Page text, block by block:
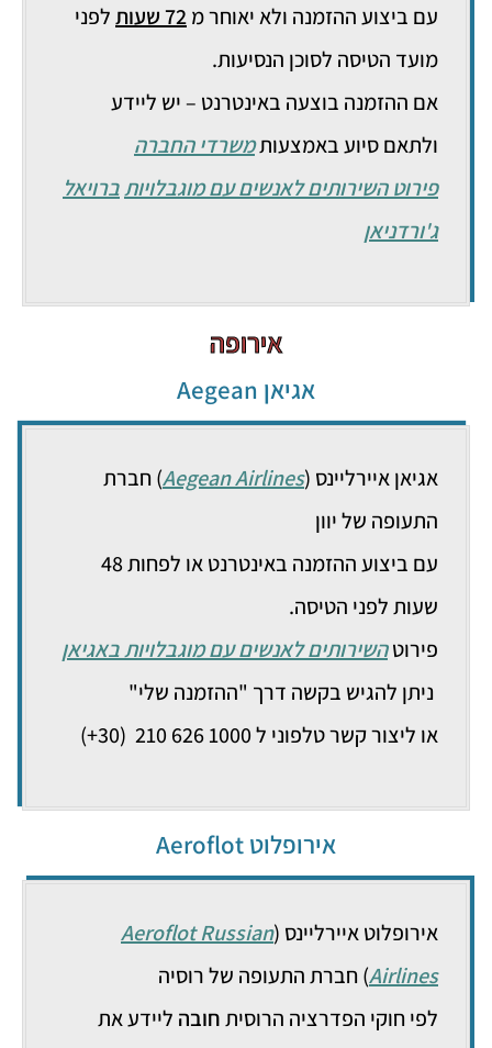
עם ביצוע ההזמנה ולא יאוחר מ72 שעות
לפני
מועד הטיסה לסוכן הנסיעות.
אם ההזמנה בוצעה באינטרנט – יש ליידע
ולתאם סיוע באמצעותמשרדי החברה
פירוט השירותים לאנשים עם מוגבלויותברויאל
ג'ורדניאן
אירופה
אגיאן Aegean
אגיאן איירליינס (Aegean Airlines) חברת
התעופה של יוון
עם ביצוע ההזמנה באינטרנט או לפחות 48
שעות לפני הטיסה.
פירוטהשירותים לאנשים עם מוגבלויות באגיאן
ניתן להגיש בקשה דרך "ההזמנה שלי"
או ליצור קשר טלפוני ל 1000 626 210 (30+)
אירופלוט Aeroflot
אירופלוט איירליינס (Aeroflot Russian
Airlines) חברת התעופה של רוסיה
לפי חוקי הפדרציה הרוסיתחובה ליידע את